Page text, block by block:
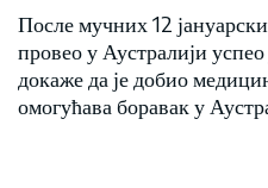
После мучних 12
провео у Аустралији
докаже да је добио
омогућава боравак у